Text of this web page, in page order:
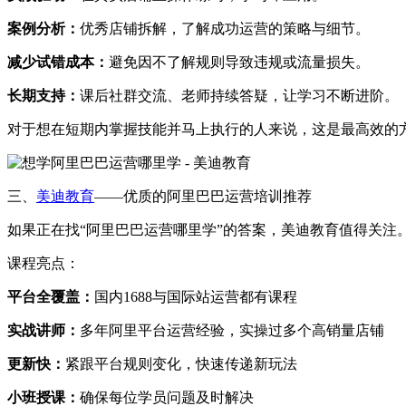
案例分析： 优秀店铺拆解，了解成功运营的策略与细节。
减少试错成本： 避免因不了解规则导致违规或流量损失。
长期支持： 课后社群交流、老师持续答疑，让学习不断进阶。
对于想在短期内掌握技能并马上执行的人来说，这是最高效的
三、 美迪教育——优质的阿里巴巴运营培训推荐
如果正在找“阿里巴巴运营哪里学”的答案，美迪教育值得关注。
课程亮点：
平台全覆盖： 国内1688与国际站运营都有课程
实战讲师： 多年阿里平台运营经验，实操过多个高销量店铺
更新快： 紧跟平台规则变化，快速传递新玩法
小班授课： 确保每位学员问题及时解决